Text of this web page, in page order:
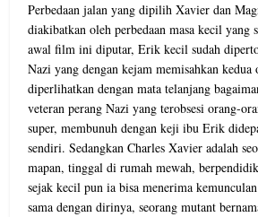
Perbedaan jalan yang dipilih Xavier dan
diakibatkan oleh perbedaan masa kecil yang
awal film ini diputar, Erik kecil sudah
Nazi yang dengan kejam memisahkan
diperlihatkan dengan mata telanjang
veteran perang Nazi yang terobsesi orang-
super, membunuh dengan keji ibu Erik
sendiri. Sedangkan Charles Xavier adalah
mapan, tinggal di rumah mewah,
sejak kecil pun ia bisa menerima
sama dengan dirinya, seorang mutant